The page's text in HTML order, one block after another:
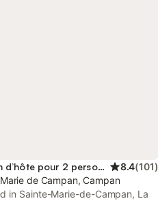
Maison d’hôte pour 2 personnes 8.4(101)
de Campan, Campan
in Sainte-Marie-de-Campan, La